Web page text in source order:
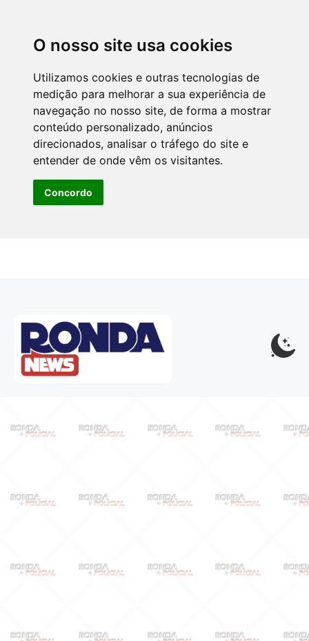
O nosso site usa cookies
Utilizamos cookies e outras tecnologias de
medição para melhorar a sua experiência de
navegação no nosso site, de forma a mostrar
conteúdo personalizado, anúncios
direcionados, analisar o tráfego do site e
entender de onde vêm os visitantes.
Concordo